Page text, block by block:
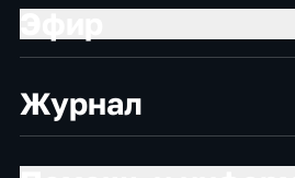
Журнал